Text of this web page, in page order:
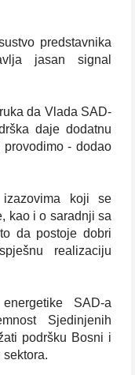
predstavnika
jasan signal
da Vlada SAD-
daje dodatnu
- dodao
koji se
kao i o saradnji sa
da postoje dobri
realizaciju
SAD-a
Sjedinjenih
podršku Bosni i